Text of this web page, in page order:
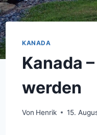
KANADA
Kanada
werden
Von Henrik 15.